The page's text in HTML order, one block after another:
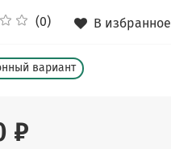
(0) В избранное
вариант
₽